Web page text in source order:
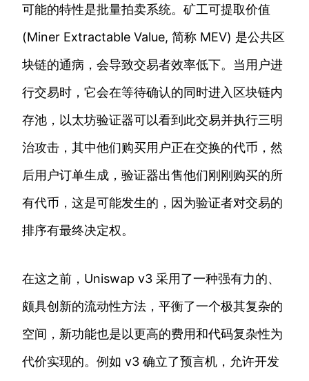
可能的特性是批量拍卖系统。矿工可提取价值
(Miner Extractable Value, 简称 MEV) 是公共区
块链的通病，会导致交易者效率低下。当用户进
行交易时，它会在等待确认的同时进入区块链内
存池，以太坊验证器可以看到此交易并执行三明
治攻击，其中他们购买用户正在交换的代币，然
后用户订单生成，验证器出售他们刚刚购买的所
有代币，这是可能发生的，因为验证者对交易的
排序有最终决定权。
在这之前，Uniswap v3 采用了一种强有力的、
颇具创新的流动性方法，平衡了一个极其复杂的
空间，新功能也是以更高的费用和代码复杂性为
代价实现的。例如 v3 确立了预言机，允许开发